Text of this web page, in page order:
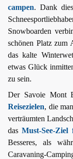
campen. Dank
Snowboarden
schönen Platz zum
das kalte
etwas Glück
zu sein.
Der Savoie Mont
Reisezielen, die
verträumten
dasMust-See-Ziel
Besseres, als
Caravaning-